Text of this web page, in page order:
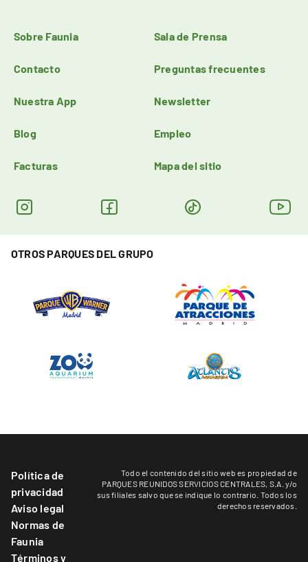
Sobre Faunia Sala de Prensa
Contacto Preguntas frecuentes
Nuestra App Newsletter
Blog Empleo
Facturas Mapa del sitio
OTROS PARQUES DEL GRUPO
Política de
privacidad
Aviso legal
Normas de
Faunia
Términos y
Todo el contenido del sitio web es propiedad de
PARQUES REUNIDOS SERVICIOS CENTRALES, S.A. y/o
sus filiales salvo que se indique lo contrario. Todos los
derechos reservados.